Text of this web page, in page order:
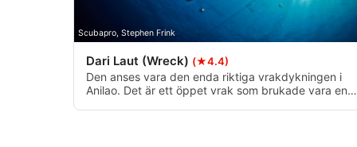
Scubapro, Stephen Frink
Dari Laut (Wreck) (★4.4)
Den anses vara den enda riktiga vrakdykningen i
Anilao. Det är ett öppet vrak som brukade vara en
Använda begränsade data för att välja innehåll
Använda exakta uppgifter om geografisk positionering
Identifiera enheter baserat på information som aktivt begärs